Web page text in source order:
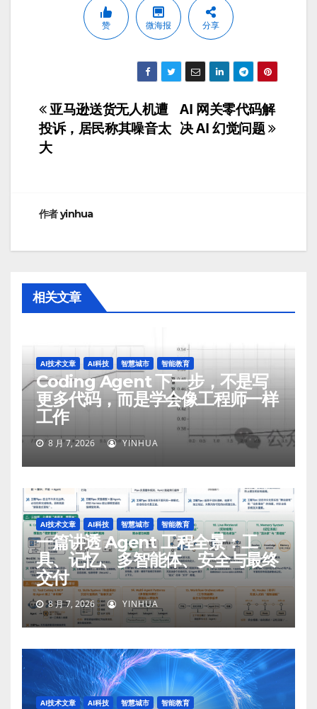
赞 微海报 分享
文
章
航
AI 网关零代码解
决 AI 幻觉问题
亚马逊送货无人机遭
投诉，居民称其噪音太
大
作者yinhua
相关文章
AI技术文章 AI科技 智慧城市 智能教育
Coding Agent 下一步，不是写
更多代码，而是学会像工程师一样
工作
8 月 7, 2026 YINHUA
AI技术文章 AI科技 智慧城市 智能教育
一篇讲透 Agent 工程全景：工
具、记忆、多智能体、安全与最终
交付
8 月 7, 2026 YINHUA
AI技术文章 AI科技 智慧城市 智能教育